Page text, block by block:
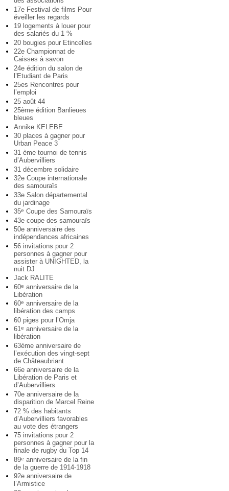
17e Festival de films Pour
éveiller les regards
19 logements à louer pour
des salariés du 1 %
20 bougies pour Etincelles
22e Championnat de
Caisses à savon
24e édition du salon de
l’Etudiant de Paris
25es Rencontres pour
l’emploi
25 août 44
25ème édition Banlieues
bleues
Annike KELEBE
30 places à gagner pour
Urban Peace 3
31 ème tournoi de tennis
d’Aubervilliers
31 décembre solidaire
32e Coupe internationale
des samouraïs
33e Salon départemental
du jardinage
35e Coupe des Samouraïs
43e coupe des samouraïs
50e anniversaire des
indépendances africaines
56 invitations pour 2
personnes à gagner pour
assister à UNIGHTED, la
nuit DJ
Jack RALITE
60e anniversaire de la
Libération
60e anniversaire de la
libération des camps
60 piges pour l’Omja
61e anniversaire de la
libération
63ème anniversaire de
l’exécution des vingt-sept
de Châteaubriant
66e anniversaire de la
Libération de Paris et
d’Aubervilliers
70e anniversaire de la
disparition de Marcel Reine
72 % des habitants
d’Aubervilliers favorables
au vote des étrangers
75 invitations pour 2
personnes à gagner pour la
finale de rugby du Top 14
89e anniversaire de la fin
de la guerre de 1914-1918
92e anniversaire de
l’Armistice